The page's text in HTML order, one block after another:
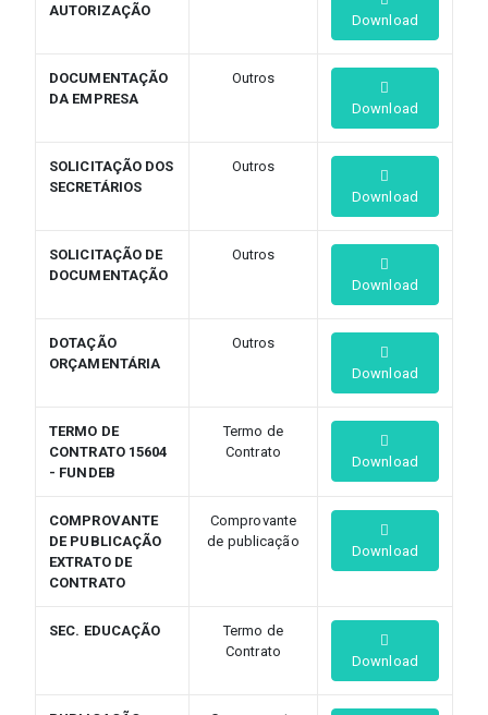
AUTORIZAÇÃO
Download
DOCUMENTAÇÃO
DA EMPRESA
Outros
Download
SOLICITAÇÃO DOS
SECRETÁRIOS
Outros
Download
SOLICITAÇÃO DE
DOCUMENTAÇÃO
Outros
Download
DOTAÇÃO
ORÇAMENTÁRIA
Outros
Download
TERMO DE
CONTRATO 15604
- FUNDEB
Termo de
Contrato
Download
COMPROVANTE
DE PUBLICAÇÃO
EXTRATO DE
CONTRATO
Comprovante
de publicação
Download
SEC. EDUCAÇÃO
Termo de
Contrato
Download